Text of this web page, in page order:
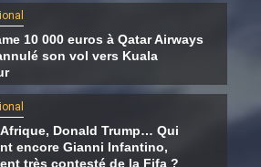
à transférer ses
vers la Turquie
10 000 euros à Qatar Airways
son vol vers Kuala
Afrique, Donald Trump… Qui
encore Gianni Infantino,
très contesté de la Fifa ?